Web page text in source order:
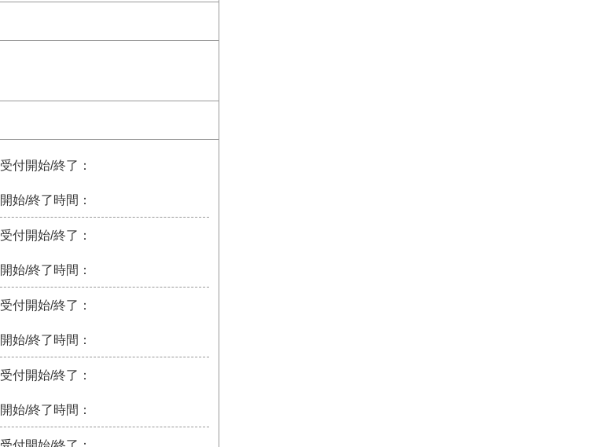
受付開始/終了：
開始/終了時間：
受付開始/終了：
開始/終了時間：
受付開始/終了：
開始/終了時間：
受付開始/終了：
開始/終了時間：